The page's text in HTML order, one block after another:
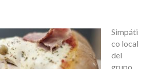
Simpáti
co local
del
grupo